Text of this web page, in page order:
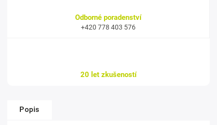
Odborné poradenství
+420 778 403 576
20 let zkušeností
Popis